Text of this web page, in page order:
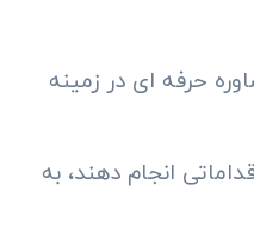
حرفه ای در زمینه
انجام دهند، به